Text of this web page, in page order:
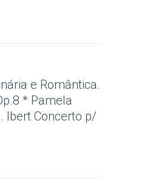
e Romântica.
* Pamela
Ibert Concerto p/